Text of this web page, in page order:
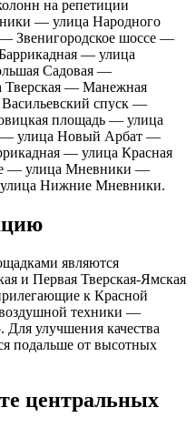
на репетиции
— улица Народного
Звенигородское шоссе —
— улица
Садовая —
Тверская — Манежная
спуск —
площадь — улица
— улица Новый Арбат —
— улица Красная
— улица Мневники —
Нижние Мневники.
являются
и Первая Тверская-Ямская
к Красной
техники —
улучшения качества
подальше от высотных
центральных